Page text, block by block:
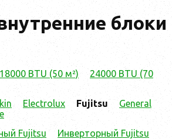
блоки
18000 BTU (50 м²)
24000 BTU (70
Electrolux Fujitsu
General
Fujitsu
Инверторный Fujitsu